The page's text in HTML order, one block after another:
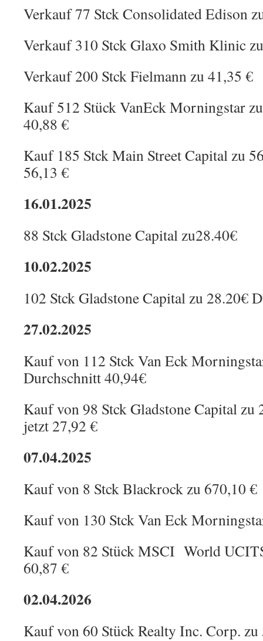
Verkauf 77 Stck Consolidated Edison
Verkauf 310 Stck Glaxo Smith Klinic
Verkauf 200 Stck Fielmann zu 41,35 €
Kauf 512 Stück VanEck Morningstar
40,88 €
Kauf 185 Stck Main Street Capital zu
56,13 €
16.01.2025
88 Stck Gladstone Capital zu28.40€
10.02.2025
102 Stck Gladstone Capital zu 28.20€
27.02.2025
Kauf von 112 Stck Van Eck
Durchschnitt 40,94€
Kauf von 98 Stck Gladstone Capital zu
jetzt 27,92 €
07.04.2025
Kauf von 8 Stck Blackrock zu 670,10 €
Kauf von 130 Stck Van Eck
Kauf von 82 Stück MSCI World
60,87 €
02.04.2026
Kauf von 60 Stück Realty Inc. Corp. zu